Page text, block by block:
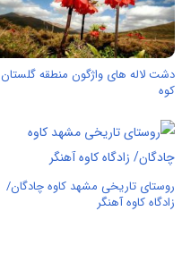
دشت لاله های واژگون منطقه گلستان‌
کوه
روستای تاریخی مشهد کاوه چادگان/
زادگاه کاوه‌ آهنگر